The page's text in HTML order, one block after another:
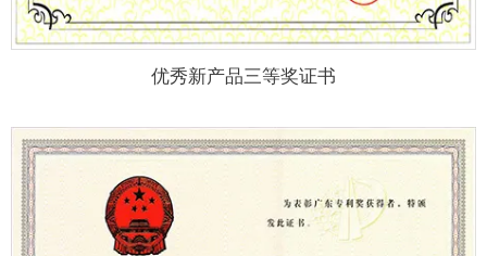
优秀新产品三等奖证书